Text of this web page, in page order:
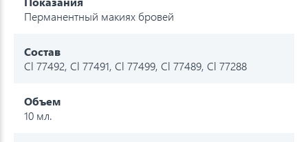
Перманентный макиях бровей
Состав
Cl 77492, Cl 77491, Cl 77499, Cl 77489, Cl 77288
Объем
10 мл.